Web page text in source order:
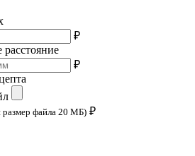
₽
₽
размер файла 20 МБ) ₽